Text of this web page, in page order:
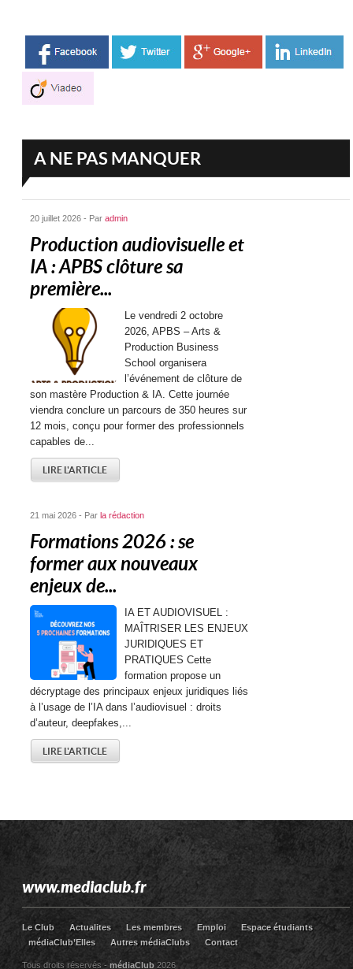
A NE PAS MANQUER
20 juillet 2026 - Paradmin
Production audiovisuelle et
IA : APBS clôture sa
première...
Le vendredi 2 octobre
2026, APBS – Arts &
Production Business
School organisera
l’événement de clôture de
son mastère Production & IA. Cette journée
viendra conclure un parcours de 350 heures sur
12 mois, conçu pour former des professionnels
capables de...
LIRE L'ARTICLE
21 mai 2026 - Parla rédaction
Formations 2026 : se
former aux nouveaux
enjeux de...
IA ET AUDIOVISUEL :
MAÎTRISER LES ENJEUX
JURIDIQUES ET
PRATIQUES Cette
formation propose un
décryptage des principaux enjeux juridiques liés
à l’usage de l’IA dans l’audiovisuel : droits
d’auteur, deepfakes,...
LIRE L'ARTICLE
www.mediaclub.fr
Le Club Actualites Les membres Emploi
Espace étudiants
médiaClub’Elles
Autres médiaClubs Contact
Tous droits réservés -médiaClub 2026